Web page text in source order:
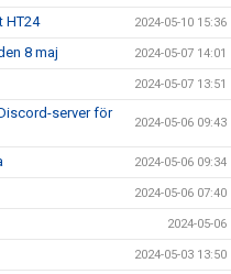
HT24 2024-05-10 15:36
8 maj 2024-05-07 14:01
2024-05-07 13:51
server för
2024-05-06 09:43
2024-05-06 09:34
2024-05-06 07:40
2024-05-06
2024-05-03 13:50